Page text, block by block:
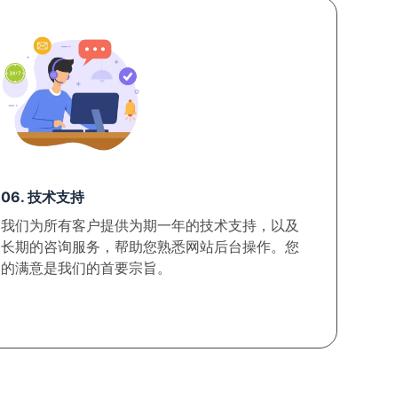
06. 技术支持
我们为所有客户提供为期一年的技术支持，以及
长期的咨询服务，帮助您熟悉网站后台操作。您
的满意是我们的首要宗旨。